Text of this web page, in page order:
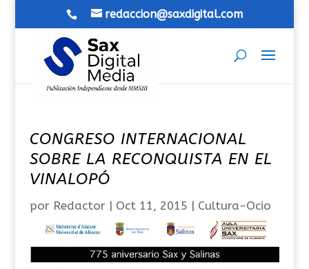
redaccion@saxdigital.com
CONGRESO INTERNACIONAL
SOBRE LA RECONQUISTA EN EL
VINALOPÓ
por Redactor| Oct 11, 2015 | Cultura-Ocio